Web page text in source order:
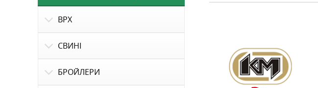
ВРХ
СВИНІ
БРОЙЛЕРИ